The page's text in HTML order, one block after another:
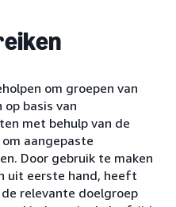
om groepen van
basis van
met behulp van de
aangepaste
Door gebruik te maken
uit eerste hand, heeft
relevante doelgroep